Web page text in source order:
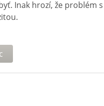
Inak hrozí, že problém